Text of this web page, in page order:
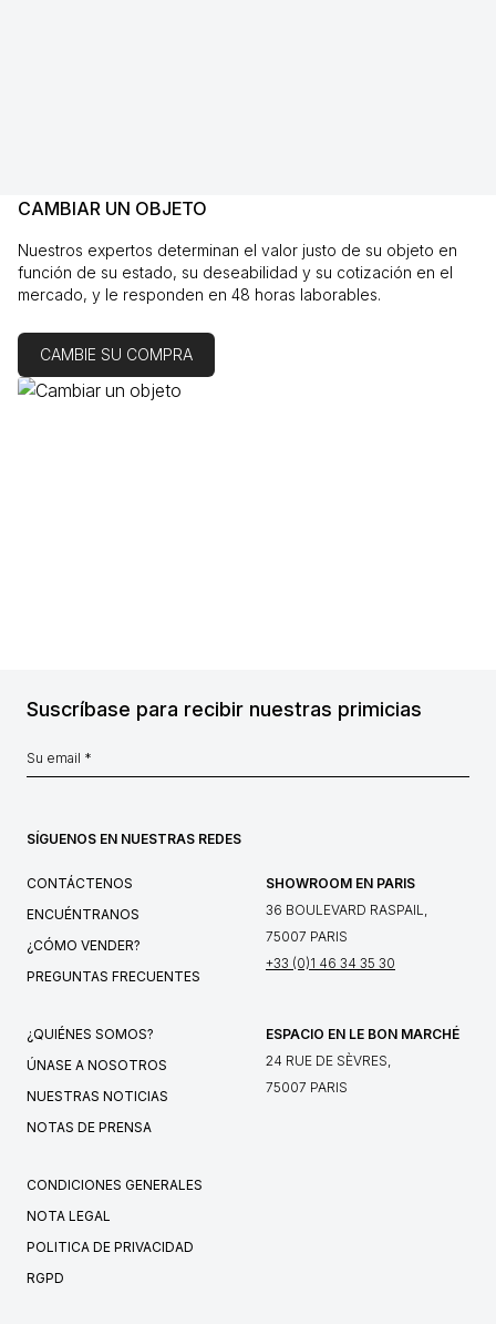
CAMBIAR UN OBJETO
Nuestros expertos determinan el valor justo de su objeto en
función de su estado, su deseabilidad y su cotización en el
mercado, y le responden en 48 horas laborables.
CAMBIE SU COMPRA
Suscríbase para recibir nuestras primicias
SÍGUENOS EN NUESTRAS REDES
CONTÁCTENOS
ENCUÉNTRANOS
¿CÓMO VENDER?
PREGUNTAS FRECUENTES
SHOWROOM EN PARIS
36 BOULEVARD RASPAIL,
75007 PARIS
+33 (0)1 46 34 35 30
¿QUIÉNES SOMOS?
ÚNASE A NOSOTROS
NUESTRAS NOTICIAS
NOTAS DE PRENSA
ESPACIO EN LE BON MARCHÉ
24 RUE DE SÈVRES,
75007 PARIS
CONDICIONES GENERALES
NOTA LEGAL
POLITICA DE PRIVACIDAD
RGPD